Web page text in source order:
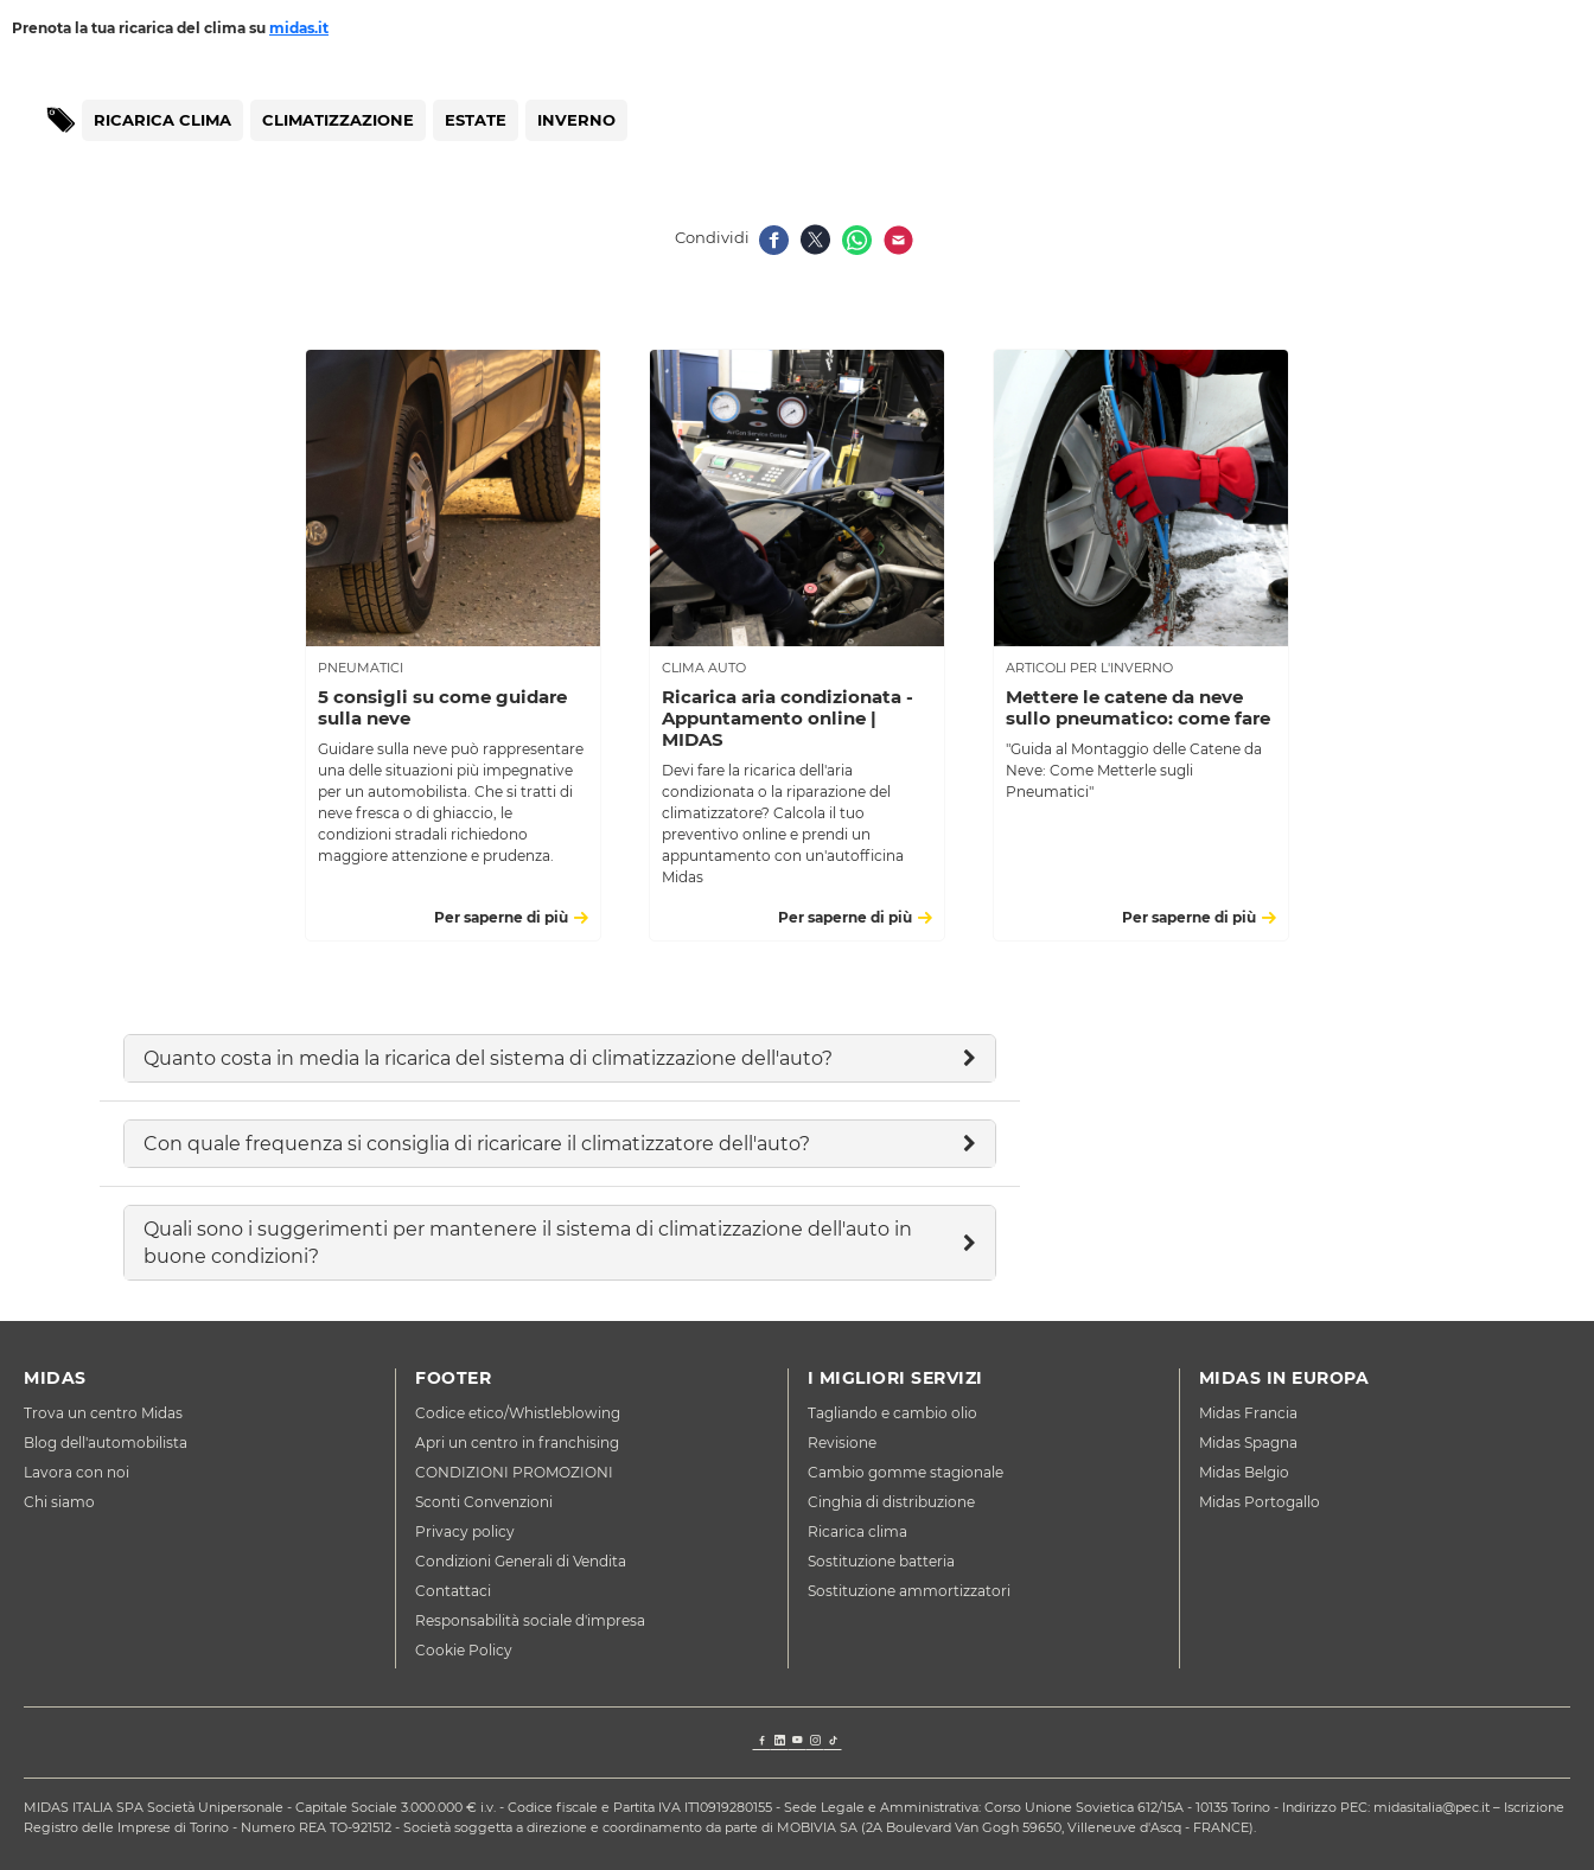
Prenota la tua ricarica del clima su midas.it
RICARICA CLIMA CLIMATIZZAZIONE ESTATE INVERNO
Condividi
PNEUMATICI
5 consigli su come guidare
sulla neve
Guidare sulla neve può rappresentare
una delle situazioni più impegnative
per un automobilista. Che si tratti di
neve fresca o di ghiaccio, le
condizioni stradali richiedono
maggiore attenzione e prudenza.
Per saperne di più
CLIMA AUTO
Ricarica aria condizionata -
Appuntamento online |
MIDAS
Devi fare la ricarica dell'aria
condizionata o la riparazione del
climatizzatore? Calcola il tuo
preventivo online e prendi un
appuntamento con un'autofficina
Midas
Per saperne di più
ARTICOLI PER L'INVERNO
Mettere le catene da neve
sullo pneumatico: come fare
"Guida al Montaggio delle Catene da
Neve: Come Metterle sugli
Pneumatici"
Per saperne di più
Quanto costa in media la ricarica del sistema di climatizzazione dell'auto?
Con quale frequenza si consiglia di ricaricare il climatizzatore dell'auto?
Quali sono i suggerimenti per mantenere il sistema di climatizzazione dell'auto in
buone condizioni?
MIDAS
Trova un centro Midas
Blog dell'automobilista
Lavora con noi
Chi siamo
FOOTER
Codice etico/Whistleblowing
Apri un centro in franchising
CONDIZIONI PROMOZIONI
Sconti Convenzioni
Privacy policy
Condizioni Generali di Vendita
Contattaci
Responsabilità sociale d'impresa
Cookie Policy
I MIGLIORI SERVIZI
Tagliando e cambio olio
Revisione
Cambio gomme stagionale
Cinghia di distribuzione
Ricarica clima
Sostituzione batteria
Sostituzione ammortizzatori
MIDAS IN EUROPA
Midas Francia
Midas Spagna
Midas Belgio
Midas Portogallo
MIDAS ITALIA SPA Società Unipersonale - Capitale Sociale 3.000.000 € i.v. - Codice fiscale e Partita IVA IT10919280155 - Sede Legale e Amministrativa: Corso Unione Sovietica 612/15A - 10135 Torino - Indirizzo PEC: midasitalia@pec.it – Iscrizione
Registro delle Imprese di Torino - Numero REA TO-921512 - Società soggetta a direzione e coordinamento da parte di MOBIVIA SA (2A Boulevard Van Gogh 59650, Villeneuve d'Ascq - FRANCE).